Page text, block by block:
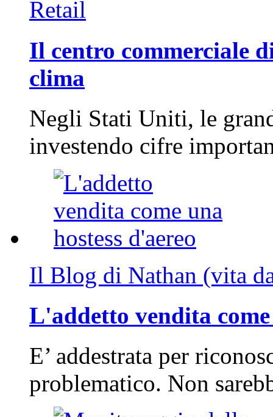
Retail
Il centro commerciale
clima
Negli Stati Uniti, le
investendo cifre
Il Blog di Nathan (vita
L'addetto vendita
E’ addestrata per
problematico. Non